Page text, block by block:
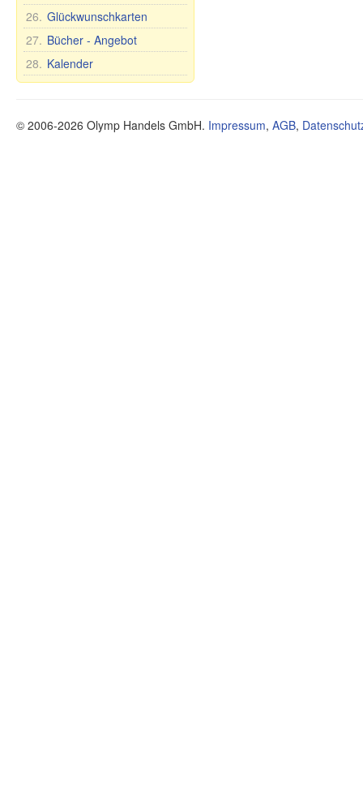
Tee- und Tafelsets für 6
Personen
26. Glückwunschkarten
27. Bücher - Angebot
28. Kalender
© 2006-2026 Olymp Handels GmbH. Impressum, AGB,